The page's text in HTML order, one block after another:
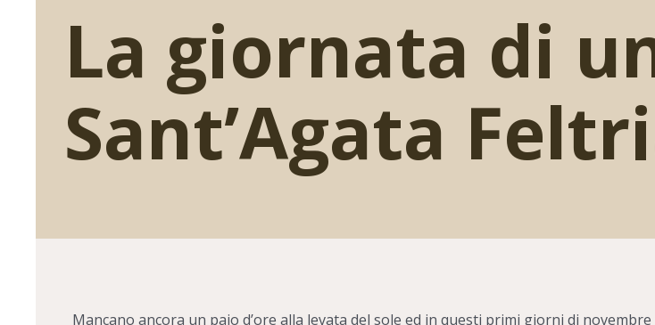
La giornata di
Sant’Agata
Mancano ancora un paio d’ore alla levata del sole ed in questi primi giorni di novembre